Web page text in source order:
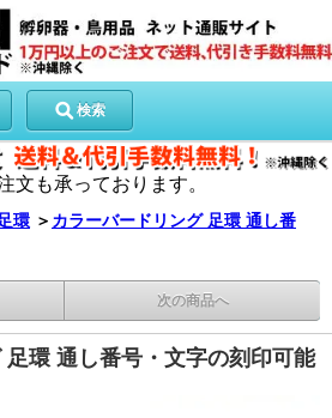
検索
文も承っております。
環 ＞ カラーバードリング 足環 通し番
次の商品へ
足環 通し番号・文字の刻印可能